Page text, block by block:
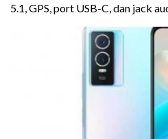
5.1, GPS, port USB-C, dan jack